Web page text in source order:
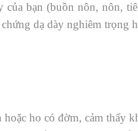
bạn (buồn nôn, nôn,
dạ dày nghiêm trọng
ho có đờm, cảm thấy